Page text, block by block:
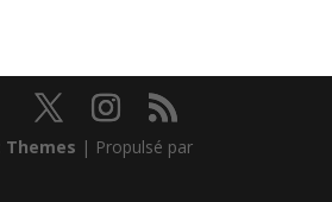
Themes | Propulsé par